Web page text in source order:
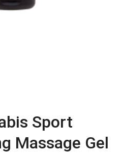
Sport
Massage Gel